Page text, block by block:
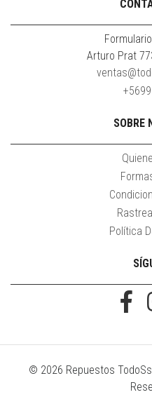
Arturo Prat
SOBRE
Política
© 2026 Repuestos